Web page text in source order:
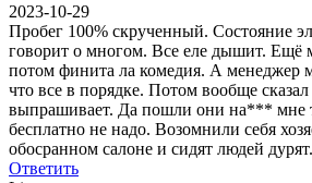
2023-10-29
Пробег 100% скрученный. Состояние
говорит о многом. Все еле дышит. Ещё
потом финита ла комедия. А менеджер
что все в порядке. Потом вообще сказал
выпрашивает. Да пошли они на*** мне
бесплатно не надо. Возомнили себя
обосранном салоне и сидят людей дурят.
Ответить